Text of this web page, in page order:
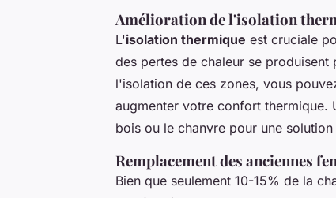
Amélioration de l'isolation
L'isolation thermique est cruciale
des pertes de chaleur se
l'isolation de ces zones, vous
augmenter votre confort thermique.
bois ou le chanvre pour une
Remplacement des anciennes
Bien que seulement 10-15% de la